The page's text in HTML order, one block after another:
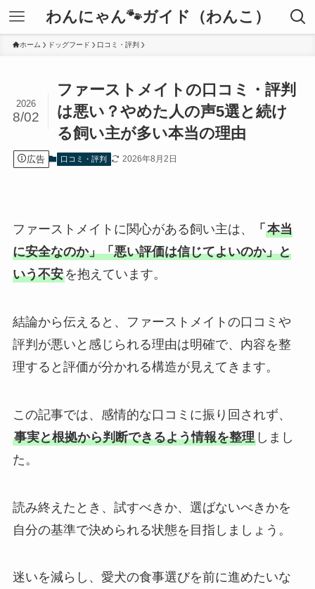
わんにゃん🐾ガイド（わんこ）
ホーム ドッグフード 口コミ・評判
ファーストメイトの口コミ・評判
は悪い？やめた人の声5選と続け
る飼い主が多い本当の理由
2026
8/02
広告 口コミ・評判 2026年8月2日
ファーストメイトに関心がある飼い主は、 「 本当
に安全なのか」「悪い評価は信じてよいのか」と
いう不安を抱えています。
結論から伝えると、ファーストメイトの口コミや
評判が悪いと感じられる理由は明確で、内容を整
理すると評価が分かれる構造が見えてきます。
この記事では、感情的な口コミに振り回されず、
事実と根拠から判断できるよう情報を整理しまし
た。
読み終えたとき、試すべきか、選ばないべきかを
自分の基準で決められる状態を目指しましょう。
迷いを減らし、愛犬の食事選びを前に進めたいな